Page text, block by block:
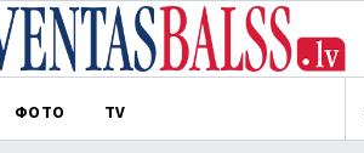
ФОТО TV